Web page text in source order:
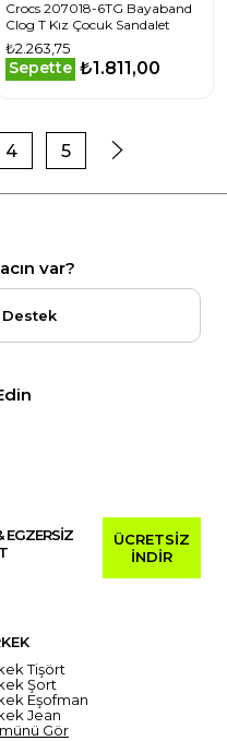
Crocs 207018-6TG Bayaband
Clog T Kız Çocuk Sandalet
₺2.263,75
Sepette ₺1.811,00
4 5
var?
EGZERSİZ
ÜCRETSİZ
İNDİR
Tişört
Şort
Eşofman
Jean
Gör